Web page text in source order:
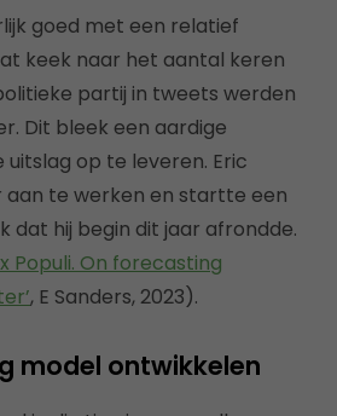
goed met een relatief
keek naar het aantal keren
partij in tweets werden
Dit bleek een aardige
op te leveren. Eric
te werken en startte een
dat hij begin dit jaar afrondde.
Populi. On forecasting
, E Sanders, 2023).
model ontwikkelen